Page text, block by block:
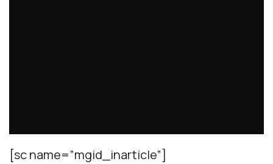
[sc name=”mgid_inarticle”]